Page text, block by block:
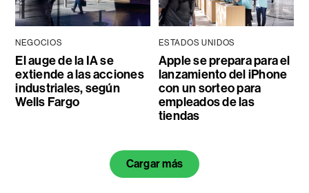
NEGOCIOS
El auge de la IA se
extiende a las acciones
industriales, según
Wells Fargo
ESTADOS UNIDOS
Apple se prepara para el
lanzamiento del iPhone
con un sorteo para
empleados de las
tiendas
Cargar más